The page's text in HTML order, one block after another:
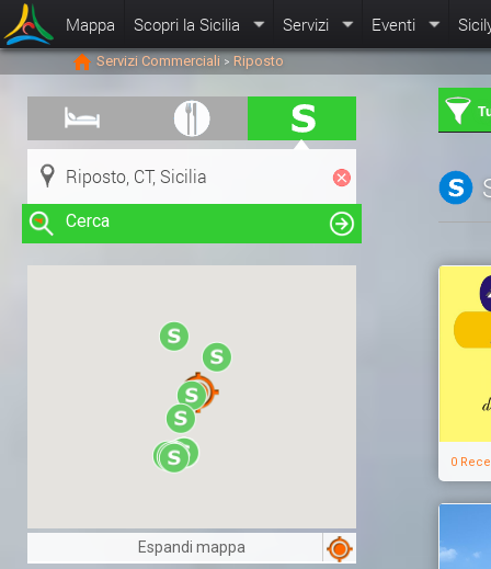
Mappa Scopri la Sicilia Servizi Eventi
Servizi Commerciali > Riposto
Cerca
Clicca su una risorsa nella mappa
per visualizzare le informazioni
Espandi mappa
0